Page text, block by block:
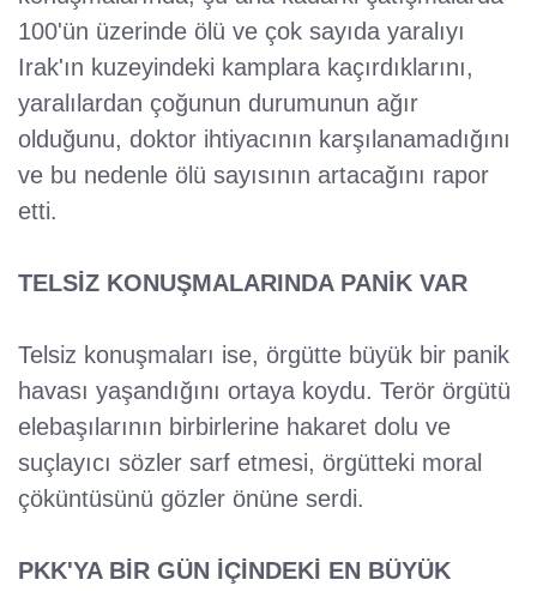
100'ün üzerinde ölü ve çok sayıda yaralıyı
Irak'ın kuzeyindeki kamplara kaçırdıklarını,
yaralılardan çoğunun durumunun ağır
olduğunu, doktor ihtiyacının karşılanamadığını
ve bu nedenle ölü sayısının artacağını rapor
etti.
TELSİZ KONUŞMALARINDA PANİK VAR
Telsiz konuşmaları ise, örgütte büyük bir panik
havası yaşandığını ortaya koydu. Terör örgütü
elebaşılarının birbirlerine hakaret dolu ve
suçlayıcı sözler sarf etmesi, örgütteki moral
çöküntüsünü gözler önüne serdi.
PKK'YA BİR GÜN İÇİNDEKİ EN BÜYÜK